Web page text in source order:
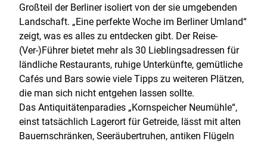
Großteil der Berliner isoliert von der sie umgebenden
Landschaft. „Eine perfekte Woche im Berliner Umland“
zeigt, was es alles zu entdecken gibt. Der Reise-
(Ver-)Führer bietet mehr als 30 Lieblingsadressen für
ländliche Restaurants, ruhige Unterkünfte, gemütliche
Cafés und Bars sowie viele Tipps zu weiteren Plätzen,
die man sich nicht entgehen lassen sollte.
Das Antiquitätenparadies „Kornspeicher Neumühle“,
einst tatsächlich Lagerort für Getreide, lässt mit alten
Bauernschränken, Seeräubertruhen, antiken Flügeln